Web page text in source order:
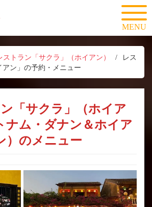
MENU
ストラン「サクラ」（ホイアン） /
レス
アン」の予約・メニュー
「サクラ」（ホイア
ナム・ダナン＆ホイア
）のメニュー